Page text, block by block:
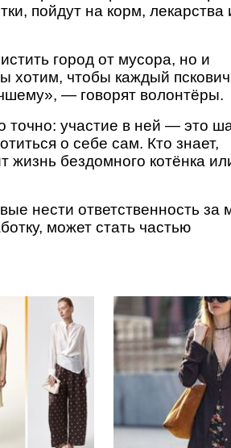
пойдут на корм, лекарства
город от мусора, но и
хотим, чтобы каждый пскович
— говорят волонтёры.
точно: участие в ней — это
о себе сам. Кто знает,
бездомного котёнка
нести ответственность за
может стать частью